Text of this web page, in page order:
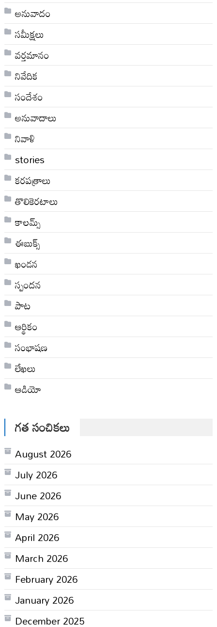
అనువాదం
సమీక్షలు
వర్తమానం
నివేదిక
సందేశం
అనువాదాలు
నివాళి
stories
కరపత్రాలు
తొలికెరటాలు
కాలమ్స్
ఈబుక్స్
ఖండన
స్పందన
పాట
ఆర్థికం
సంభాషణ
లేఖలు
ఆడియో
గత సంచికలు
August 2026
July 2026
June 2026
May 2026
April 2026
March 2026
February 2026
January 2026
December 2025